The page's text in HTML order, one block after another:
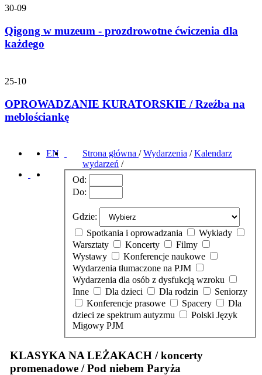
30-09
Qigong w muzeum - prozdrowotne ćwiczenia dla
każdego
25-10
OPROWADZANIE KURATORSKIE / Rzeźba na
meblościankę
EN Strona główna / Wydarzenia /Kalendarz
wydarzeń /
Od:
Do:
Gdzie:
Spotkania i oprowadzania
Wykłady
Warsztaty
Koncerty
Filmy
Wystawy
Konferencje naukowe
Wydarzenia tłumaczone na PJM
Wydarzenia dla osób z dysfukcją wzroku
Inne
Dla dzieci Dla rodzin
Seniorzy
Konferencje prasowe
Spacery
dzieci ze spektrum autyzmu
Migowy PJM
KLASYKA NA LEŻAKACH / koncerty
promenadowe / Pod niebem Paryża